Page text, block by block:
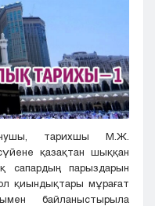
тарихшы М.Ж.
қазақтан шыққан
парыздарын
қиындықтары мұрағат
байланыстырыла